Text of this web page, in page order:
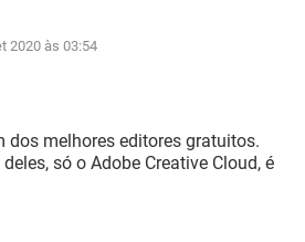
2020 às 03:54
dos melhores editores gratuitos.
só o Adobe Creative Cloud, é